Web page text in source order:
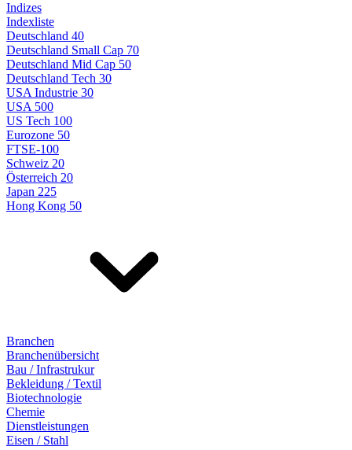
Indizes
Indexliste
Deutschland 40
Deutschland Small Cap 70
Deutschland Mid Cap 50
Deutschland Tech 30
USA Industrie 30
USA 500
US Tech 100
Eurozone 50
FTSE-100
Schweiz 20
Österreich 20
Japan 225
Hong Kong 50
Branchen
Branchenübersicht
Bau / Infrastrukur
Bekleidung / Textil
Biotechnologie
Chemie
Dienstleistungen
Eisen / Stahl